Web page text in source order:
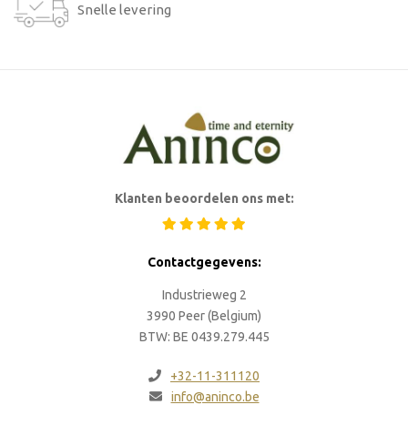
Snelle levering
Klanten beoordelen ons met:
Contactgegevens:
Industrieweg 2
3990 Peer (Belgium)
BTW: BE 0439.279.445
+32-11-311120
info@aninco.be